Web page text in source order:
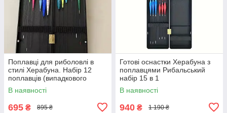
Поплавці для риболовлі в
стилі Херабуна. Набір 12
поплавців (випадкового
кольору ваги та довжини) +
коробка
В наявності
695 ₴ 895 ₴
Готові оснастки Херабуна з
поплавцями Рибальський
набір 15 в 1
В наявності
940 ₴ 1 190 ₴